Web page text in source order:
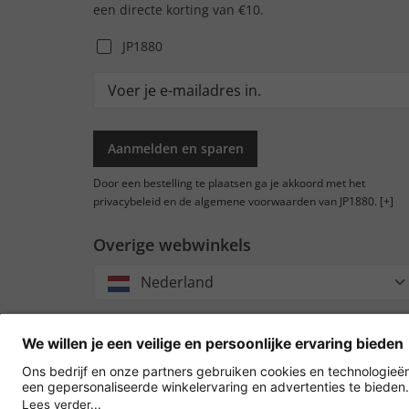
een directe korting van €10.
JP1880
Aanmelden en sparen
Door een bestelling te plaatsen ga je akkoord met het
privacybeleid en de algemene voorwaarden van JP1880. [+]
Overige webwinkels
Nederland